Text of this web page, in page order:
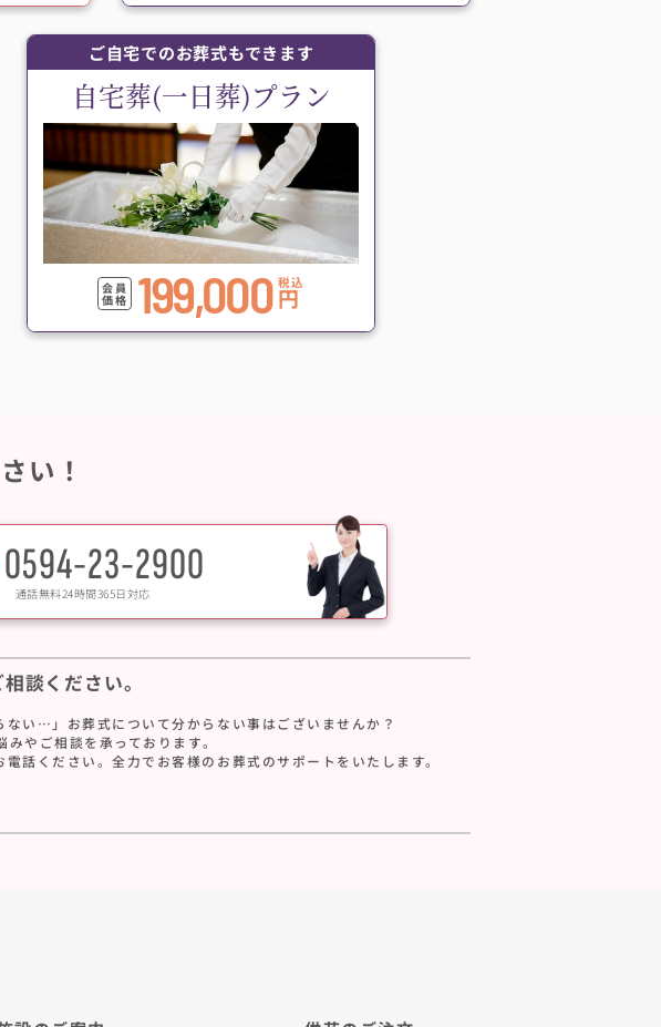
ご自宅でのお葬式もできます
自宅葬(一日葬)プラン
会員
価格 199,000 税込
円
い！
0594-23-2900
通話無料24時間365日対応
談ください。
ない…」お葬式について分からない事はございませんか？
やご相談を承っております。
話ください。全力でお客様のお葬式のサポートをいたします。